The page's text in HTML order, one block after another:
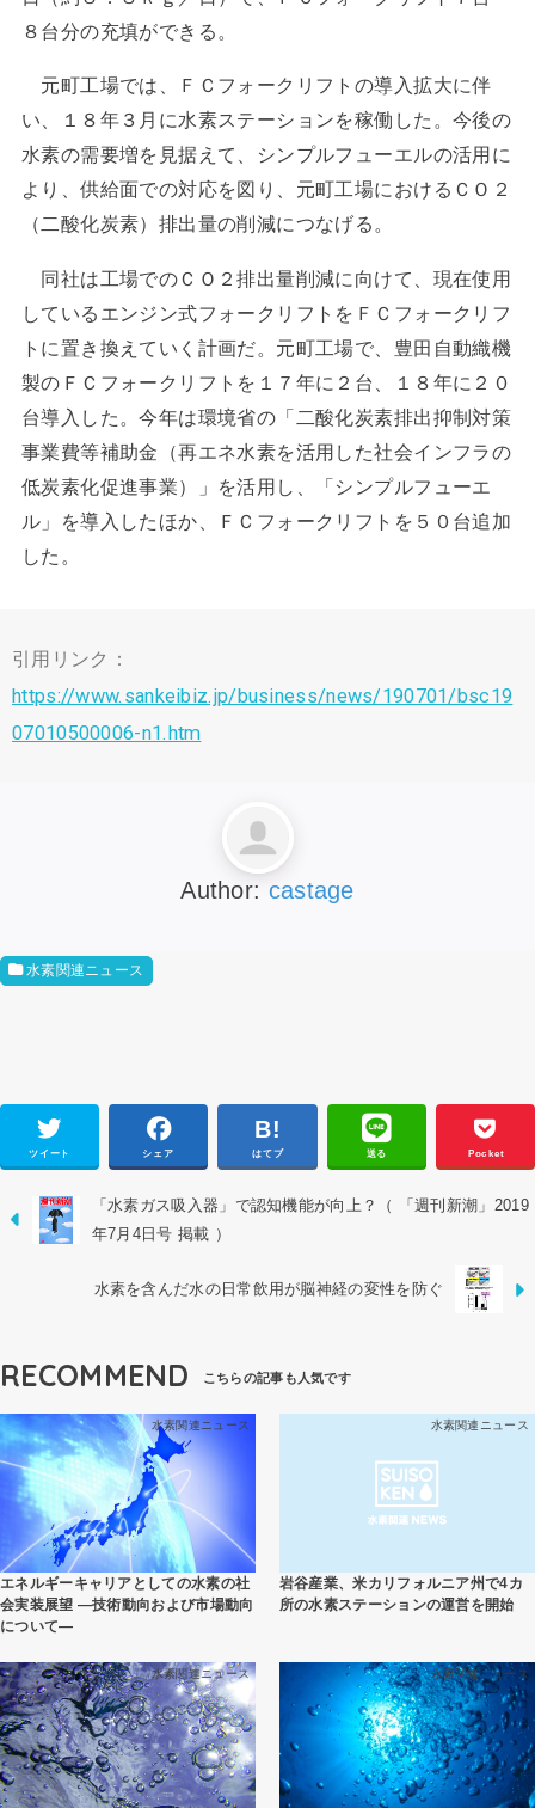
８台分の充填ができる。
元町工場では、ＦＣフォークリフトの導入拡大に伴
い、１８年３月に水素ステーションを稼働した。今後の
水素の需要増を見据えて、シンプルフューエルの活用に
より、供給面での対応を図り、元町工場におけるＣＯ２
（二酸化炭素）排出量の削減につなげる。
同社は工場でのＣＯ２排出量削減に向けて、現在使用
しているエンジン式フォークリフトをＦＣフォークリフ
トに置き換えていく計画だ。元町工場で、豊田自動織機
製のＦＣフォークリフトを１７年に２台、１８年に２０
台導入した。今年は環境省の「二酸化炭素排出抑制対策
事業費等補助金（再エネ水素を活用した社会インフラの
低炭素化促進事業）」を活用し、「シンプルフューエ
ル」を導入したほか、ＦＣフォークリフトを５０台追加
した。
引用リンク：
https://www.sankeibiz.jp/business/news/190701/bsc19
07010500006-n1.htm
Author: castage
水素関連ニュース
ツイート シェア はてブ 送る Pocket
「水素ガス吸入器」で認知機能が向上？（ 「週刊新潮」2019
年7月4日号 掲載 ）
水素を含んだ水の日常飲用が脳神経の変性を防ぐ
RECOMMEND
水素関連ニュース
エネルギーキャリアとしての水素の社
会実装展望 ―技術動向および市場動向
について―
水素関連ニュース
岩谷産業、米カリフォルニア州で4カ
所の水素ステーションの運営を開始
水素関連ニュース 水素関連ニュース